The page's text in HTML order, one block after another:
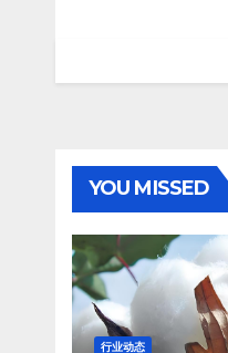
YOU MISSED
行业动态